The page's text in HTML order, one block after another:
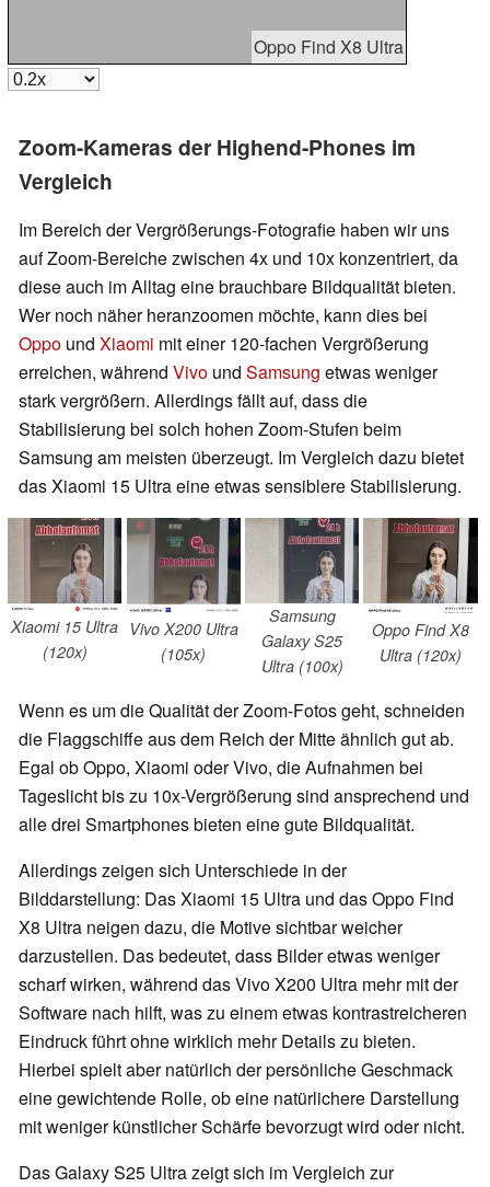
Oppo Find X8 Ultra
Zoom-Kameras der Highend-Phones im
Vergleich
Im Bereich der Vergrößerungs-Fotografie haben wir uns
auf Zoom-Bereiche zwischen 4x und 10x konzentriert, da
diese auch im Alltag eine brauchbare Bildqualität bieten.
Wer noch näher heranzoomen möchte, kann dies bei
Oppo und Xiaomi mit einer 120-fachen Vergrößerung
erreichen, während Vivo und Samsung etwas weniger
stark vergrößern. Allerdings fällt auf, dass die
Stabilisierung bei solch hohen Zoom-Stufen beim
Samsung am meisten überzeugt. Im Vergleich dazu bietet
das Xiaomi 15 Ultra eine etwas sensiblere Stabilisierung.
Xiaomi 15 Ultra
(120x)
Vivo X200 Ultra
(105x)
Samsung
Galaxy S25
Ultra (100x)
Oppo Find X8
Ultra (120x)
Wenn es um die Qualität der Zoom-Fotos geht, schneiden
die Flaggschiffe aus dem Reich der Mitte ähnlich gut ab.
Egal ob Oppo, Xiaomi oder Vivo, die Aufnahmen bei
Tageslicht bis zu 10x-Vergrößerung sind ansprechend und
alle drei Smartphones bieten eine gute Bildqualität.
Allerdings zeigen sich Unterschiede in der
Bilddarstellung: Das Xiaomi 15 Ultra und das Oppo Find
X8 Ultra neigen dazu, die Motive sichtbar weicher
darzustellen. Das bedeutet, dass Bilder etwas weniger
scharf wirken, während das Vivo X200 Ultra mehr mit der
Software nach hilft, was zu einem etwas kontrastreicheren
Eindruck führt ohne wirklich mehr Details zu bieten.
Hierbei spielt aber natürlich der persönliche Geschmack
eine gewichtende Rolle, ob eine natürlichere Darstellung
mit weniger künstlicher Schärfe bevorzugt wird oder nicht.
Das Galaxy S25 Ultra zeigt sich im Vergleich zur